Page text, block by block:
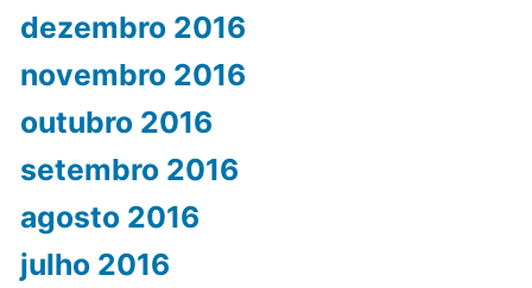
dezembro 2016
novembro 2016
outubro 2016
setembro 2016
agosto 2016
julho 2016